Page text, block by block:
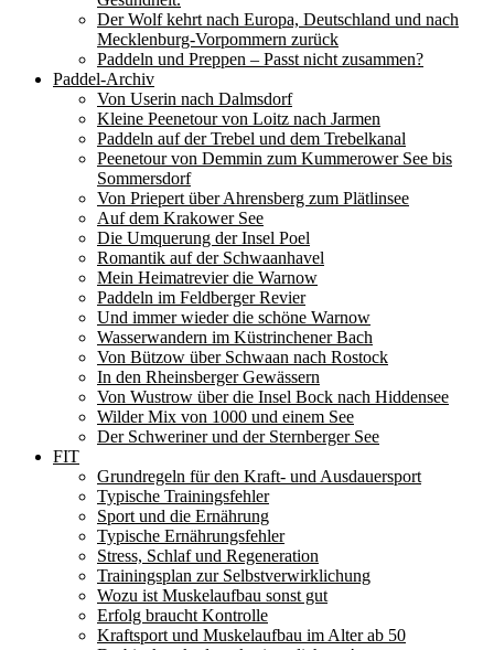
Der Wolf kehrt nach Europa, Deutschland und nach
Mecklenburg-Vorpommern zurück
Paddeln und Preppen – Passt nicht zusammen?
Paddel-Archiv
Von Userin nach Dalmsdorf
Kleine Peenetour von Loitz nach Jarmen
Paddeln auf der Trebel und dem Trebelkanal
Peenetour von Demmin zum Kummerower See bis
Sommersdorf
Von Priepert über Ahrensberg zum Plätlinsee
Auf dem Krakower See
Die Umquerung der Insel Poel
Romantik auf der Schwaanhavel
Mein Heimatrevier die Warnow
Paddeln im Feldberger Revier
Und immer wieder die schöne Warnow
Wasserwandern im Küstrinchener Bach
Von Bützow über Schwaan nach Rostock
In den Rheinsberger Gewässern
Von Wustrow über die Insel Bock nach Hiddensee
Wilder Mix von 1000 und einem See
Der Schweriner und der Sternberger See
FIT
Grundregeln für den Kraft- und Ausdauersport
Typische Trainingsfehler
Sport und die Ernährung
Typische Ernährungsfehler
Stress, Schlaf und Regeneration
Trainingsplan zur Selbstverwirklichung
Wozu ist Muskelaufbau sonst gut
Erfolg braucht Kontrolle
Kraftsport und Muskelaufbau im Alter ab 50